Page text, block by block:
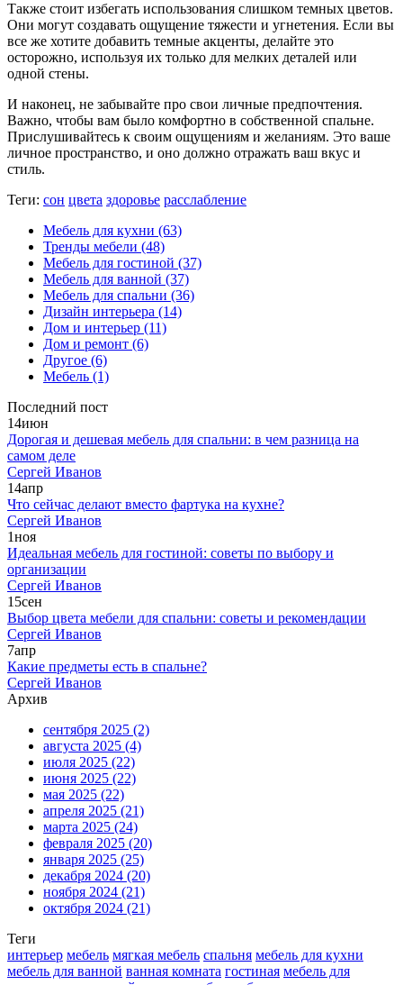
Также стоит избегать использования слишком темных цветов.
Они могут создавать ощущение тяжести и угнетения. Если вы
все же хотите добавить темные акценты, делайте это
осторожно, используя их только для мелких деталей или
одной стены.
И наконец, не забывайте про свои личные предпочтения.
Важно, чтобы вам было комфортно в собственной спальне.
Прислушивайтесь к своим ощущениям и желаниям. Это ваше
личное пространство, и оно должно отражать ваш вкус и
стиль.
Теги: сон цвета здоровье расслабление
Мебель для кухни (63)
Тренды мебели (48)
Мебель для гостиной (37)
Мебель для ванной (37)
Мебель для спальни (36)
Дизайн интерьера (14)
Дом и интерьер (11)
Дом и ремонт (6)
Другое (6)
Мебель (1)
Последний пост
14июн
Дорогая и дешевая мебель для спальни: в чем разница на
самом деле
Сергей Иванов
14апр
Что сейчас делают вместо фартука на кухне?
Сергей Иванов
1ноя
Идеальная мебель для гостиной: советы по выбору и
организации
Сергей Иванов
15сен
Выбор цвета мебели для спальни: советы и рекомендации
Сергей Иванов
7апр
Какие предметы есть в спальне?
Сергей Иванов
Архив
сентября 2025 (2)
августа 2025 (4)
июля 2025 (22)
июня 2025 (22)
мая 2025 (22)
апреля 2025 (21)
марта 2025 (24)
февраля 2025 (20)
января 2025 (25)
декабря 2024 (20)
ноября 2024 (21)
октября 2024 (21)
Теги
интерьер мебель мягкая мебель спальня мебель для кухни
мебель для ванной ванная комната гостиная мебель для